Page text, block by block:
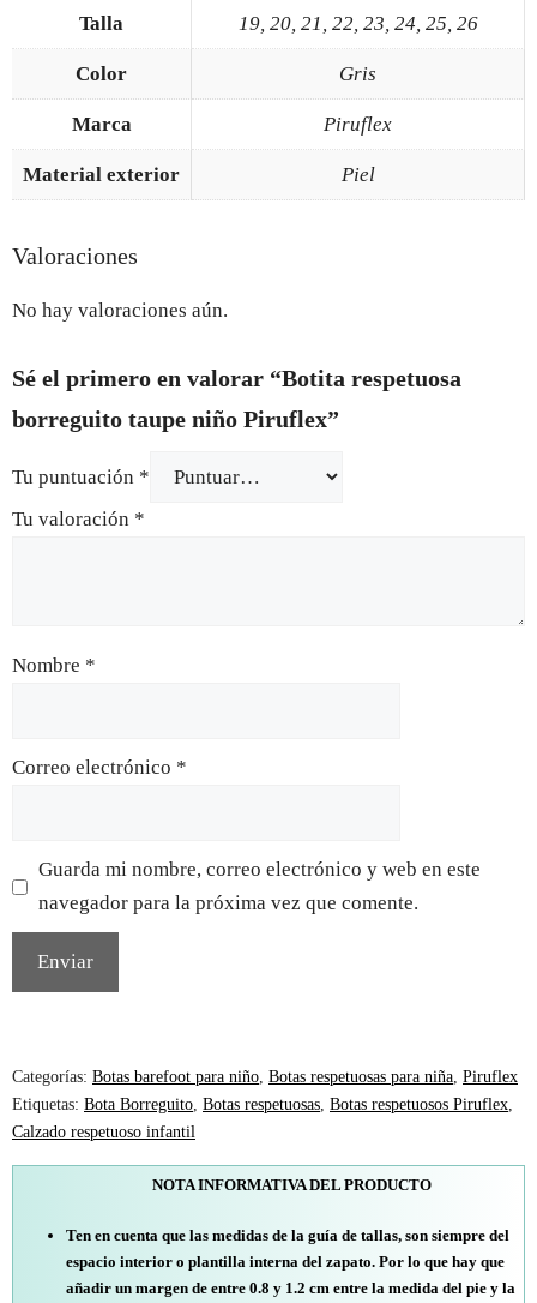
Talla 19, 20, 21, 22, 23, 24, 25, 26
Color Gris
Marca Piruflex
Material exterior Piel
Valoraciones
No hay valoraciones aún.
Sé el primero en valorar “Botita respetuosa
borreguito taupe niño Piruflex”
Tu puntuación *
Tu valoración *
Nombre *
Correo electrónico *
Guarda mi nombre, correo electrónico y web en este
navegador para la próxima vez que comente.
Categorías: Botas barefoot para niño, Botas respetuosas para niña, Piruflex
Etiquetas: Bota Borreguito, Botas respetuosas, Botas respetuosos Piruflex,
Calzado respetuoso infantil
NOTA INFORMATIVA DEL PRODUCTO
Ten en cuenta que las medidas de la guía de tallas, son siempre del
espacio interior o plantilla interna del zapato. Por lo que hay que
añadir un margen de entre 0.8 y 1.2 cm entre la medida del pie y la